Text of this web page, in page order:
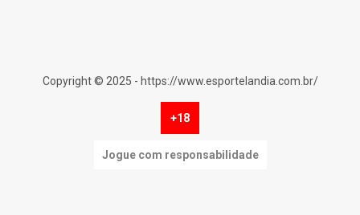
Copyright © 2025 - https://www.esportelandia.com.br/
+18
Jogue com responsabilidade